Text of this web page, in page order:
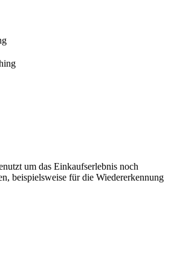
um das Einkaufserlebnis noch
beispielsweise für die Wiedererkennung